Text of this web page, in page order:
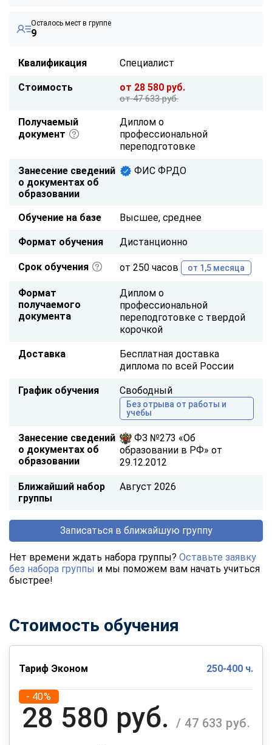
Осталось мест в группе
9
Квалификация Специалист
Стоимость от 28 580 руб.
от 47 633 руб.
Получаемый
документ
Диплом о
профессиональной
переподготовке
Занесение сведений
о документах об
образовании
ФИС ФРДО
Обучение на базе Высшее, среднее
Формат обучения Дистанционно
Срок обучения от 250 часов от 1,5 месяца
Формат
получаемого
документа
Диплом о
профессиональной
переподготовке с твердой
корочкой
Доставка
Бесплатная доставка
диплома по всей России
График обучения Свободный
Без отрыва от работы и
учебы
Занесение сведений
о документах об
образовании
ФЗ №273 «Об
образовании в РФ» от
29.12.2012
Ближайший набор
группы
Август 2026
Записаться в ближайшую группу
Нет времени ждать набора группы? Оставьте заявку
без набора группы и мы поможем вам начать учиться
быстрее!
Стоимость обучения
Тариф Эконом 250-400 ч.
- 40%
28 580 руб. / 47 633 руб.